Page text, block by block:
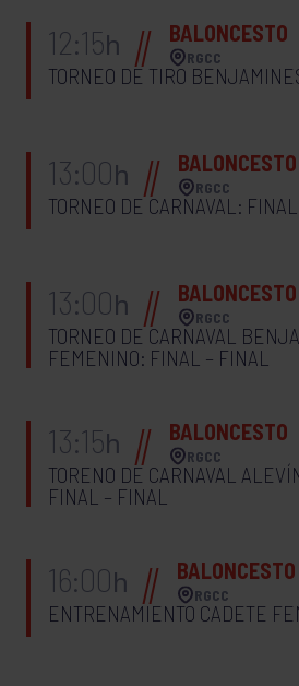
12:15h BALONCESTO
RGCC
TORNEO DE TIRO
13:00h BALONCESTO
RGCC
TORNEO DE CARNAVAL:
13:00h BALONCESTO
RGCC
TORNEO DE CARNAVAL
FEMENINO: FINAL – FINAL
13:15h BALONCESTO
RGCC
TORENO DE CARNAVAL
FINAL – FINAL
16:00h BALONCESTO
RGCC
ENTRENAMIENTO CADETE